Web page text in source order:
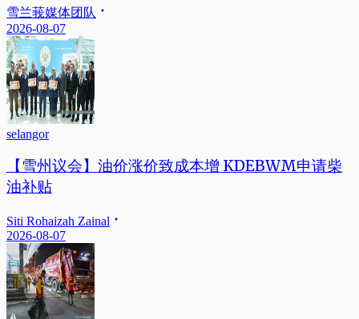
雪兰莪媒体团队
2026-08-07
selangor
【雪州议会】油价涨价致成本增 KDEBWM申请柴
油补贴
Siti Rohaizah Zainal
2026-08-07